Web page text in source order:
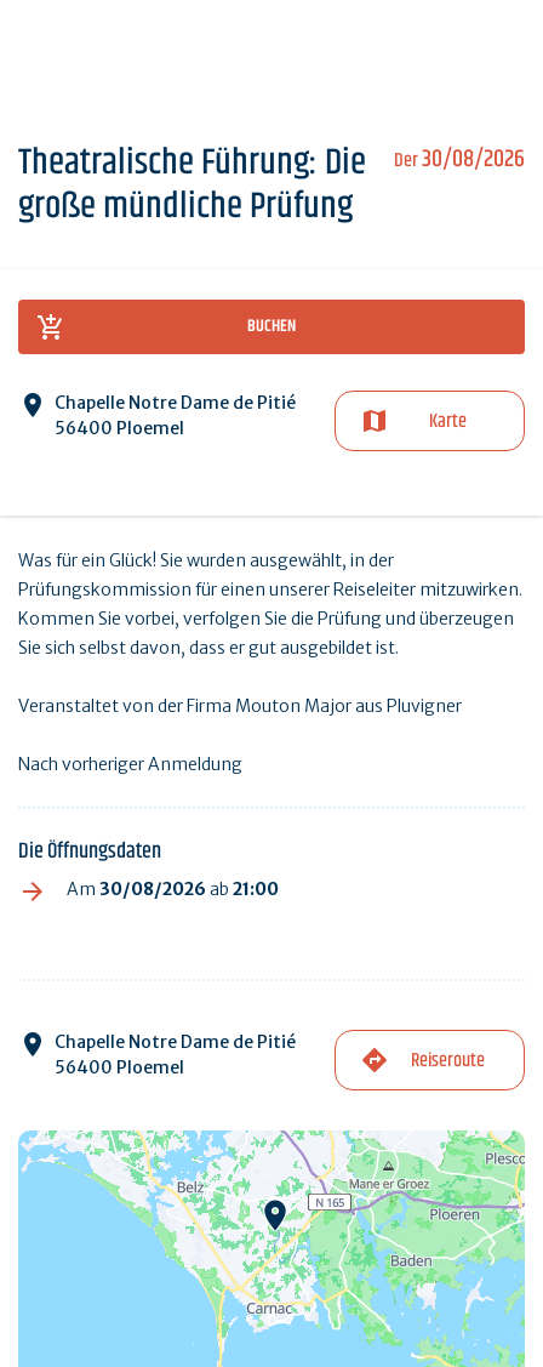
Der30/08/2026
Theatralische Führung: Die
große mündliche Prüfung
BUCHEN
Chapelle Notre Dame de Pitié
56400 Ploemel
Karte
Was für ein Glück! Sie wurden ausgewählt, in der
Prüfungskommission für einen unserer Reiseleiter mitzuwirken.
Kommen Sie vorbei, verfolgen Sie die Prüfung und überzeugen
Sie sich selbst davon, dass er gut ausgebildet ist.
Veranstaltet von der Firma Mouton Major aus Pluvigner
Nach vorheriger Anmeldung
Die Öffnungsdaten
Am 30/08/2026 ab 21:00
Chapelle Notre Dame de Pitié
56400 Ploemel
Reiseroute